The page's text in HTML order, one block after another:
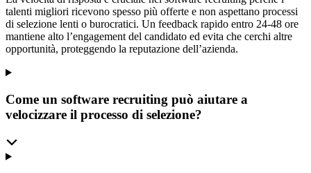
talenti migliori ricevono spesso più offerte e non aspettano processi
di selezione lenti o burocratici. Un feedback rapido entro 24-48 ore
mantiene alto l’engagement del candidato ed evita che cerchi altre
opportunità, proteggendo la reputazione dell’azienda.
Come un software recruiting può aiutare a
velocizzare il processo di selezione?